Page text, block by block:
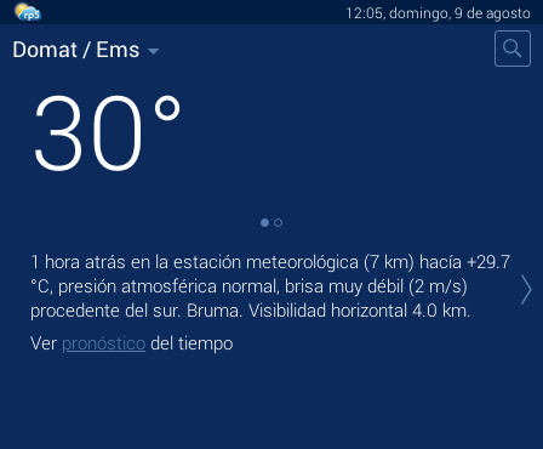
12:05, domingo, 9 de agosto
Domat / Ems
30°
1 hora atrás en la estación meteorológica (7 km) hacía +29.7
°C, presión atmosférica normal, brisa muy débil (2 m/s)
procedente del sur. Bruma. Visibilidad horizontal 4.0 km.
Ver pronóstico del tiempo